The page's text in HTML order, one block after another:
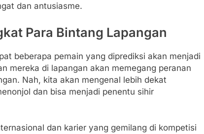
dan antusiasme.
Para Bintang Lapangan
beberapa pemain yang diprediksi akan menjadi
mereka di lapangan akan memegang peranan
Nah, kita akan mengenal lebih dekat
dan bisa menjadi penentu sihir
dan karier yang gemilang di kompetisi